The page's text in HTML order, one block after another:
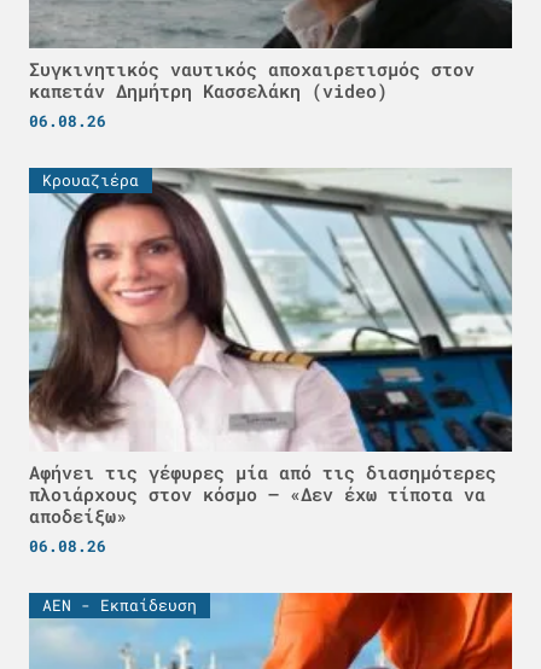
Συγκινητικός ναυτικός αποχαιρετισμός στον
καπετάν Δημήτρη Κασσελάκη (video)
06.08.26
Κρουαζιέρα
Αφήνει τις γέφυρες μία από τις διασημότερες
πλοιάρχους στον κόσμο – «Δεν έχω τίποτα να
αποδείξω»
06.08.26
ΑΕΝ - Εκπαίδευση